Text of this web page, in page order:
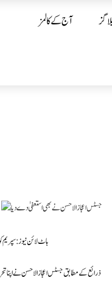
آج کے کالمز
ہاٹ لائن نیوز :
ذرائع کے مطابق جسٹس اعجاز الاحسن نے اپنا